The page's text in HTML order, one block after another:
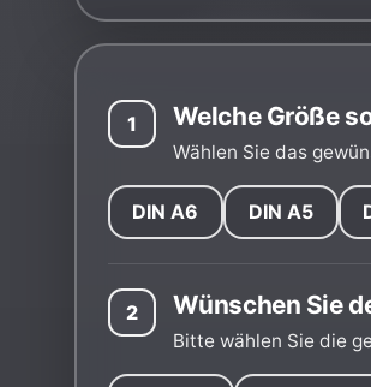
1 Welche Größe
Wählen Sie das
DIN A6 DIN A5
2 Wünschen Sie
Bitte wählen Sie die